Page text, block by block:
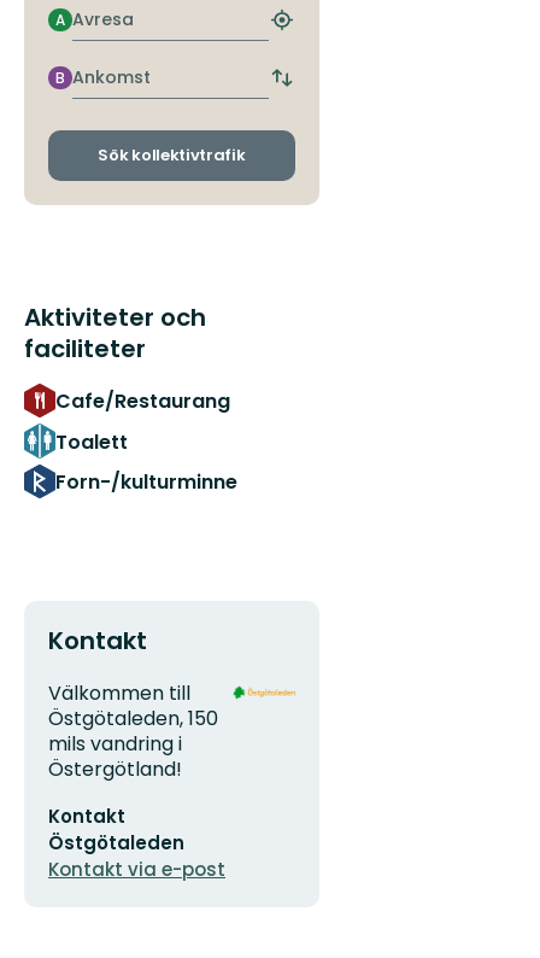
Avresa
A
Hitta
hållplats
Ankomst
B
Byt
och
Sök kollektivtrafik
Aktiviteter och
faciliteter
Cafe/Restaurang
Toalett
Forn-/kulturminne
Kontakt
Adress
Välkommen till
Östgötaleden, 150
mils vandring i
Östergötland!
postadress
Kontakt
Östgötaleden
Kontakt via e-post
Organisationens